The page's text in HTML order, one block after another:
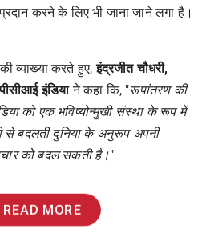
करने के लिए भी जाना जाने लगा है।
व्याख्या करते हुए,इंद्रजीत चौधरी,
इंडियाने कहा कि, "रूपांतरण की
को एक भविष्योन्मुखी संस्था के रूप में
से बदलती दुनिया के अनुरूप अपनी
को बदल सकती है।"
READ MORE